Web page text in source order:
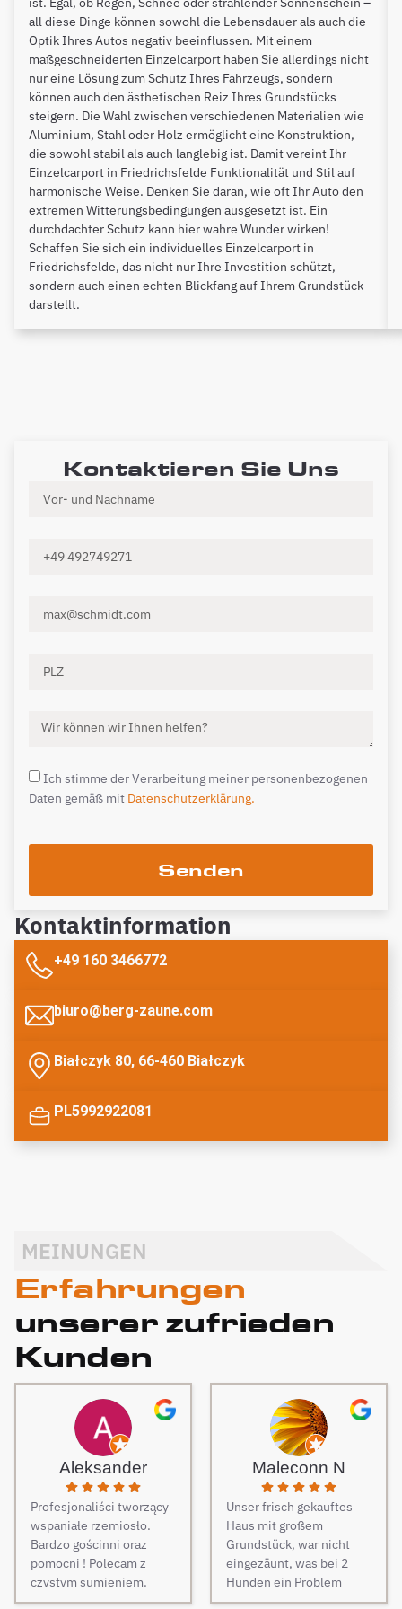
all diese Dinge können sowohl die Lebensdauer als auch die
Optik Ihres Autos negativ beeinflussen. Mit einem
maßgeschneiderten Einzelcarport haben Sie allerdings nicht
nur eine Lösung zum Schutz Ihres Fahrzeugs, sondern
können auch den ästhetischen Reiz Ihres Grundstücks
steigern. Die Wahl zwischen verschiedenen Materialien wie
Aluminium, Stahl oder Holz ermöglicht eine Konstruktion,
die sowohl stabil als auch langlebig ist. Damit vereint Ihr
Einzelcarport in Friedrichsfelde Funktionalität und Stil auf
harmonische Weise. Denken Sie daran, wie oft Ihr Auto den
extremen Witterungsbedingungen ausgesetzt ist. Ein
durchdachter Schutz kann hier wahre Wunder wirken!
Schaffen Sie sich ein individuelles Einzelcarport in
Friedrichsfelde, das nicht nur Ihre Investition schützt,
sondern auch einen echten Blickfang auf Ihrem Grundstück
darstellt.
Kontaktieren Sie Uns
Ich stimme der Verarbeitung meiner personenbezogenen
Daten gemäß mit Datenschutzerklärung.
Senden
Kontaktinformation
+49 160 3466772
biuro@berg-zaune.com
Białczyk 80, 66-460 Białczyk
PL5992922081
Erfahrungen
unserer zufrieden
Kunden
MEINUNGEN
Aleksander
Profesjonaliści tworzący
wspaniałe rzemiosło.
Bardzo gościnni oraz
pomocni ! Polecam z
czystym sumieniem.
Maleconn N
Unser frisch gekauftes
Haus mit großem
Grundstück, war nicht
eingezäunt, was bei 2
Hunden ein Problem
darstellt. Daher musste